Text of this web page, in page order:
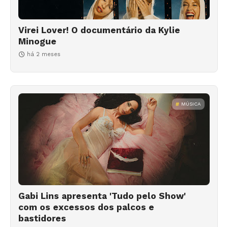
Virei Lover! O documentário da Kylie
Minogue
há 2 meses
MÚSICA
Gabi Lins apresenta 'Tudo pelo Show'
com os excessos dos palcos e
bastidores